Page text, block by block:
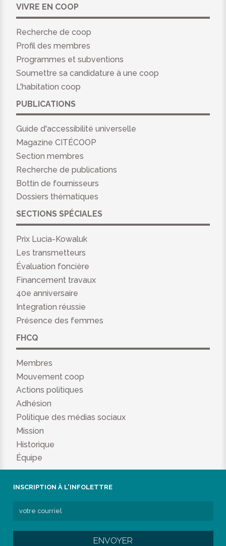
VIVRE EN COOP
Recherche de coop
Profil des membres
Programmes et subventions
Soumettre sa candidature à une coop
L'habitation coop
PUBLICATIONS
Guide d'accessibilité universelle
Magazine CITÉCOOP
Section membres
Recherche de publications
Bottin de fournisseurs
Dossiers thématiques
SECTIONS SPÉCIALES
Prix Lucia-Kowaluk
Les transmetteurs
Évaluation foncière
Financement travaux
40e anniversaire
Integration réussie
Présence des femmes
FHCQ
Membres
Mouvement coop
Actions politiques
Adhésion
Politique des médias sociaux
Mission
Historique
Équipe
INSCRIPTION À L'INFOLETTRE
ENVOYER